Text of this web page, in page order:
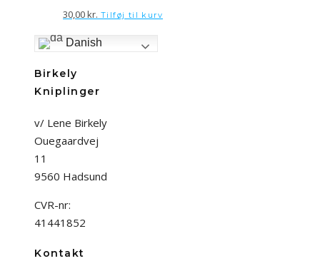
30,00kr. Tilføj til kurv
Danish
Birkely
Kniplinger
v/ Lene Birkely
Ouegaardvej
11
9560 Hadsund
CVR-nr:
41441852
Kontakt